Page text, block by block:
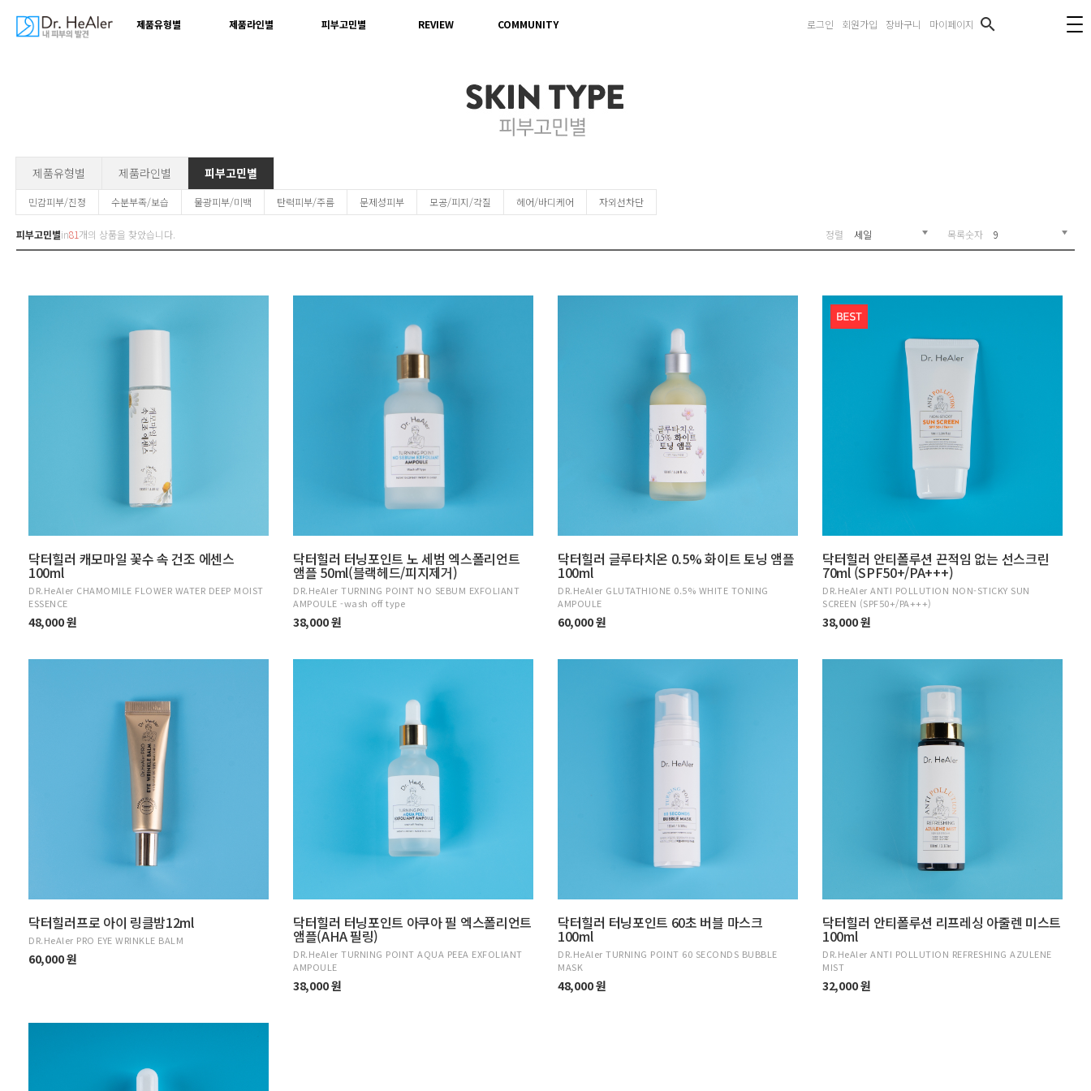
제품유형별 제품라인별 피부고민별 REVIEW COMMUNITY 로그인 회원가입 장바구니 마이페이지 search
제품유형별 제품라인별 피부고민별
민감피부/진정 수분부족/보습 물광피부/미백 탄력피부/주름 문제성피부 모공/피지/각질 헤어/바디케어 자외선차단
피부고민별in81개의 상품을 찾았습니다. 정렬 세일 목록숫자 9
닥터힐러 캐모마일 꽃수 속 건조 에센스
100ml
DR.HeAler CHAMOMILE FLOWER WATER DEEP MOIST
ESSENCE
48,000 원
닥터힐러 터닝포인트 노 세범 엑스폴리언트
앰플 50ml(블랙헤드/피지제거)
DR.HeAler TURNING POINT NO SEBUM EXFOLIANT
AMPOULE -wash off type
38,000 원
닥터힐러 글루타치온 0.5% 화이트 토닝 앰플
100ml
DR.HeAler GLUTATHIONE 0.5% WHITE TONING
AMPOULE
60,000 원
닥터힐러 안티폴루션 끈적임 없는 선스크린
70ml (SPF50+/PA+++)
DR.HeAler ANTI POLLUTION NON-STICKY SUN
SCREEN (SPF50+/PA+++)
38,000 원
닥터힐러프로 아이 링클밤12ml
DR.HeAler PRO EYE WRINKLE BALM
60,000 원
닥터힐러 터닝포인트 아쿠아 필 엑스폴리언트
앰플(AHA 필링)
DR.HeAler TURNING POINT AQUA PEEA EXFOLIANT
AMPOULE
38,000 원
닥터힐러 터닝포인트 60초 버블 마스크
100ml
DR.HeAler TURNING POINT 60 SECONDS BUBBLE
MASK
48,000 원
닥터힐러 안티폴루션 리프레싱 아줄렌 미스트
100ml
DR.HeAler ANTI POLLUTION REFRESHING AZULENE
MIST
32,000 원